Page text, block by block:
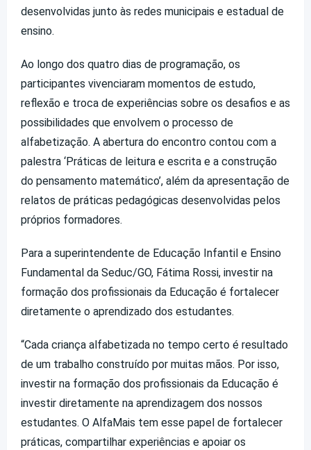
desenvolvidas junto às redes municipais e estadual de
ensino.
Ao longo dos quatro dias de programação, os
participantes vivenciaram momentos de estudo,
reflexão e troca de experiências sobre os desafios e as
possibilidades que envolvem o processo de
alfabetização. A abertura do encontro contou com a
palestra ‘Práticas de leitura e escrita e a construção
do pensamento matemático’, além da apresentação de
relatos de práticas pedagógicas desenvolvidas pelos
próprios formadores.
Para a superintendente de Educação Infantil e Ensino
Fundamental da Seduc/GO, Fátima Rossi, investir na
formação dos profissionais da Educação é fortalecer
diretamente o aprendizado dos estudantes.
“Cada criança alfabetizada no tempo certo é resultado
de um trabalho construído por muitas mãos. Por isso,
investir na formação dos profissionais da Educação é
investir diretamente na aprendizagem dos nossos
estudantes. O AlfaMais tem esse papel de fortalecer
práticas, compartilhar experiências e apoiar os